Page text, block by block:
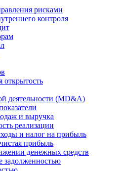
рисками
контроля
деятельности (MD&A)
и выручка
реализации
и налог на прибыль
прибыль
денежных средств
задолженностью